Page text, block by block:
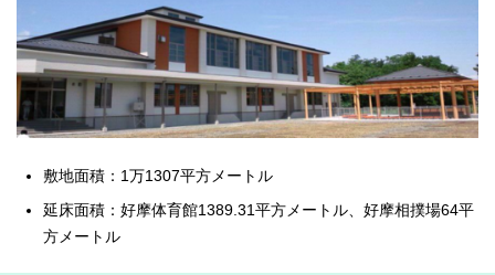
敷地面積：1万1307平方メートル
延床面積：好摩体育館1389.31平方メートル、好摩相撲場64平
方メートル